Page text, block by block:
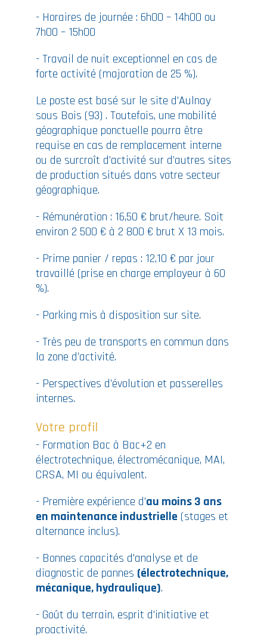
- Horaires de journée : 6h00 – 14h00 ou
7h00 – 15h00
- Travail de nuit exceptionnel en cas de
forte activité (majoration de 25 %).
Le poste est basé sur le site d'Aulnay
sous Bois (93) . Toutefois, une mobilité
géographique ponctuelle pourra être
requise en cas de remplacement interne
ou de surcroît d’activité sur d’autres sites
de production situés dans votre secteur
géographique.
- Rémunération : 16,50 € brut/heure. Soit
environ 2 500 € à 2 800 € brut X 13 mois.
- Prime panier / repas : 12,10 € par jour
travaillé (prise en charge employeur à 60
%).
- Parking mis à disposition sur site.
- Très peu de transports en commun dans
la zone d’activité.
- Perspectives d’évolution et passerelles
internes.
Votre profil
- Formation Bac à Bac+2 en
électrotechnique, électromécanique, MAI,
CRSA, MI ou équivalent.
- Première expérience d'au moins 3 ans
en maintenance industrielle (stages et
alternance inclus).
- Bonnes capacités d'analyse et de
diagnostic de pannes (électrotechnique,
mécanique, hydraulique).
- Goût du terrain, esprit d'initiative et
proactivité.